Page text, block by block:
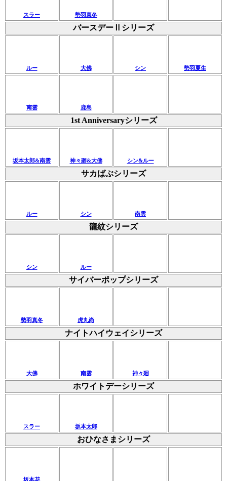
スラー 勢羽真冬
バースデーⅡシリーズ
ルー 大佛 シン 勢羽夏生
南雲 鹿島
1st Anniversaryシリーズ
坂本太郎&南雲 神々廻&大佛 シン&ルー
サカばぶシリーズ
ルー シン 南雲
龍紋シリーズ
シン ルー
サイバーポップシリーズ
勢羽真冬 虎丸尚
ナイトハイウェイシリーズ
大佛 南雲 神々廻
ホワイトデーシリーズ
スラー 坂本太郎
おひなさまシリーズ
坂本花